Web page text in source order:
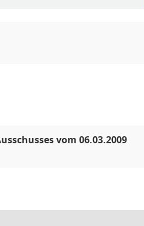
vom 06.03.2009